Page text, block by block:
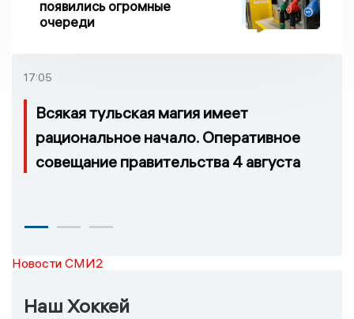
появились огромные
очереди
17:05
Всякая тульская магия имеет
рациональное начало. Оперативное
совещание правительства 4 августа
Новости СМИ2
Наш Хоккей